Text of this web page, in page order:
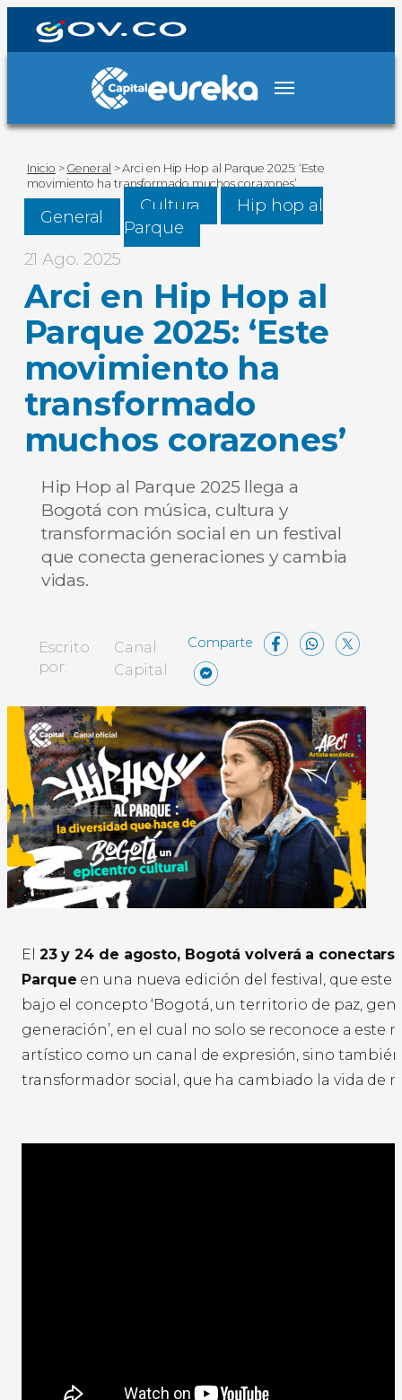
Inicio > General >Arci en Hip Hop al Parque 2025: ‘Este
movimiento ha transformado muchos corazones’
General
Cultura
Hip hop al
Parque
21 Ago. 2025
Arci en Hip Hop al
Parque 2025: ‘Este
movimiento ha
transformado
muchos corazones’
Hip Hop al Parque 2025 llega a
Bogotá con música, cultura y
transformación social en un festival
que conecta generaciones y cambia
vidas.
Escrito
por:
Canal
Capital
El 23 y 24 de agosto, Bogotá volverá a
Parque en una nueva edición del festival, que este
bajo el concepto ‘Bogotá, un territorio de paz,
generación’, en el cual no solo se reconoce a este
artístico como un canal de expresión, sino
transformador social, que ha cambiado la vida de